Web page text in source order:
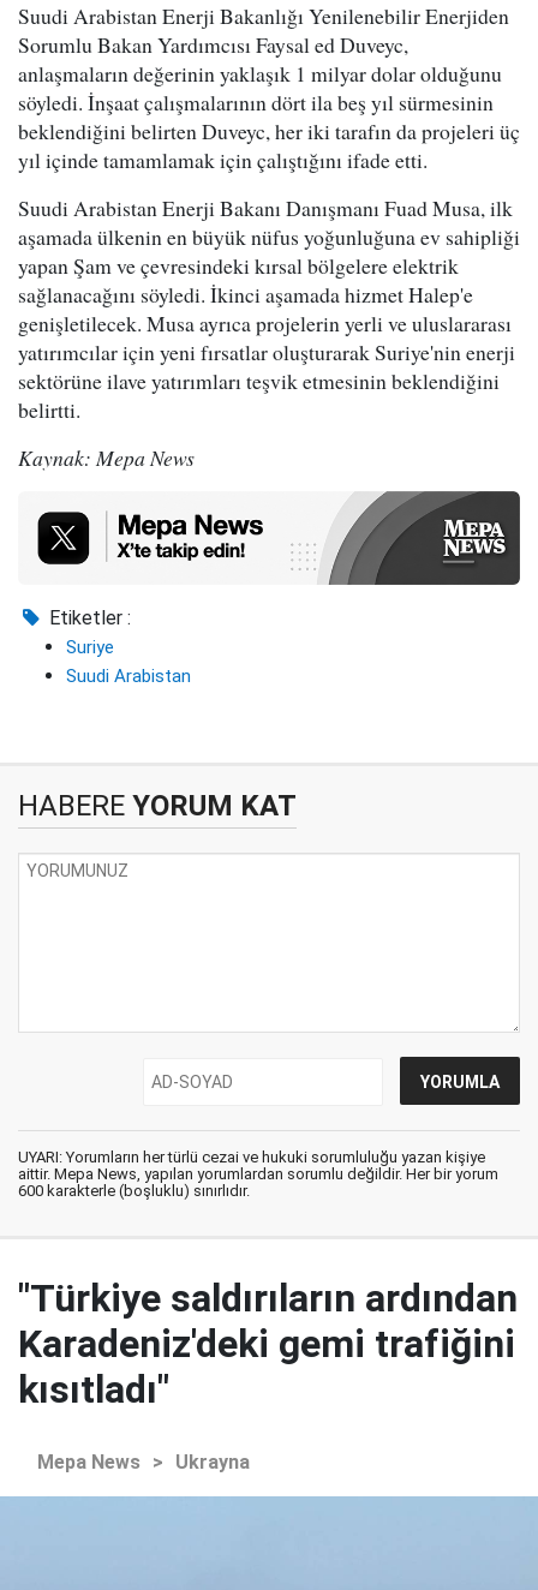
Suudi Arabistan Enerji Bakanlığı Yenilenebilir Enerjiden
Sorumlu Bakan Yardımcısı Faysal ed Duveyc,
anlaşmaların değerinin yaklaşık 1 milyar dolar olduğunu
söyledi. İnşaat çalışmalarının dört ila beş yıl sürmesinin
beklendiğini belirten Duveyc, her iki tarafın da projeleri üç
yıl içinde tamamlamak için çalıştığını ifade etti.
Suudi Arabistan Enerji Bakanı Danışmanı Fuad Musa, ilk
aşamada ülkenin en büyük nüfus yoğunluğuna ev sahipliği
yapan Şam ve çevresindeki kırsal bölgelere elektrik
sağlanacağını söyledi. İkinci aşamada hizmet Halep'e
genişletilecek. Musa ayrıca projelerin yerli ve uluslararası
yatırımcılar için yeni fırsatlar oluşturarak Suriye'nin enerji
sektörüne ilave yatırımları teşvik etmesinin beklendiğini
belirtti.
Kaynak: Mepa News
Etiketler :
Suriye
Suudi Arabistan
HABERE YORUM KAT
UYARI: Yorumların her türlü cezai ve hukuki sorumluluğu yazan kişiye
aittir. Mepa News, yapılan yorumlardan sorumlu değildir. Her bir yorum
600 karakterle (boşluklu) sınırlıdır.
"Türkiye saldırıların ardından
Karadeniz'deki gemi trafiğini
kısıtladı"
Mepa News > Ukrayna